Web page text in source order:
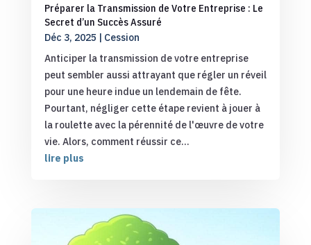
Préparer la Transmission de Votre Entreprise : Le
Secret d’un Succès Assuré
Déc 3, 2025 | Cession
Anticiper la transmission de votre entreprise
peut sembler aussi attrayant que régler un réveil
pour une heure indue un lendemain de fête.
Pourtant, négliger cette étape revient à jouer à
la roulette avec la pérennité de l'œuvre de votre
vie. Alors, comment réussir ce...
lire plus